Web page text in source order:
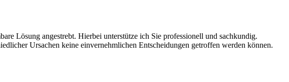
Lösung angestrebt. Hierbei unterstütze ich Sie professionell und sachkundig.
Ursachen keine einvernehmlichen Entscheidungen getroffen werden können.